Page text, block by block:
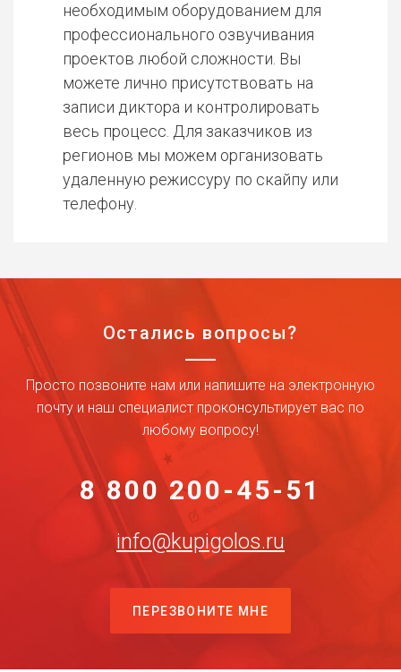
необходимым оборудованием для
профессионального озвучивания
проектов любой сложности. Вы
можете лично присутствовать на
записи диктора и контролировать
весь процесс. Для заказчиков из
регионов мы можем организовать
удаленную режиссуру по скайпу или
телефону.
Остались вопросы?
Просто позвоните нам или напишите на электронную
почту и наш специалист проконсультирует вас по
любому вопросу!
8 800 200-45-51
info@kupigolos.ru
ПЕРЕЗВОНИТЕ МНЕ